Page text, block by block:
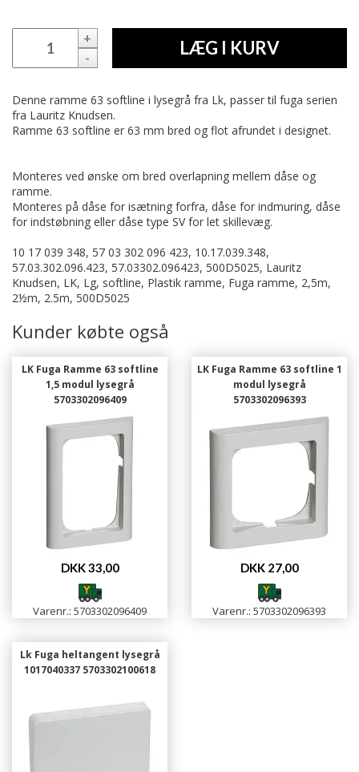
+
-
LÆG I KURV
Denne ramme 63 softline i lysegrå fra Lk, passer til fuga serien
fra Lauritz Knudsen.
Ramme 63 softline er 63 mm bred og flot afrundet i designet.
Monteres ved ønske om bred overlapning mellem dåse og
ramme.
Monteres på dåse for isætning forfra, dåse for indmuring, dåse
for indstøbning eller dåse type SV for let skillevæg.
10 17 039 348, 57 03 302 096 423, 10.17.039.348,
57.03.302.096.423, 57.03302.096423, 500D5025, Lauritz
Knudsen, LK, Lg, softline, Plastik ramme, Fuga ramme, 2,5m,
2½m, 2.5m, 500D5025
Kunder købte også
LK Fuga Ramme 63 softline
1,5 modul lysegrå
5703302096409
DKK 33,00
Varenr.: 5703302096409
LK Fuga Ramme 63 softline 1
modul lysegrå
5703302096393
DKK 27,00
Varenr.: 5703302096393
Lk Fuga heltangent lysegrå
1017040337 5703302100618